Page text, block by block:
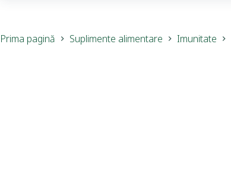
Prima pagină Suplimente alimentare Imunitate